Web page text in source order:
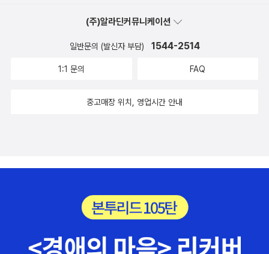
있다. 저소득층 사이의 브랜드 인지도는 보편적인 것이다. 따라서 대
기업들의 도전 과제는 저소득층 소비자들이 살 수 있는 범위 내에서
층 고객들은 첨단 기술을 쉽게 받아들인다. 저소득층 소비자들은 잃
다. 4. 저소득층을 소비자로 전환시키려면 구매력을 만들어내야만 한
결하지는 못한다. 저소득층의 구매와 선택을 촉진시키기 위한 접근
방식 중 하나는 단위 포장을 작게 만들어서 그들이 살 수 있게 하는 것
구매시스템을 제공하는 것. - 브라질 카사스 바이아 가전제품 판매-
완전 망쪼드는 거다. 큰일이다. 예전엔 내 생일 맞이 이벤트로 책 30
권의 리스트를 올려놓고 사달라고 떼를 쓰기도 했는데, 나이 마흔줄
익~, 그래도 체면불구하고 한 번 해볼까~ 여러분이 과연 참여해줄지
성원에 힘입어 wsh&desire list를 올려봅니다. ^^'바람구두의 삥뜯
안 됩니다.wsh&desire list1) 여성, 미술, 사회 - 중세부터 현대까지
여성 미술의 역사 휘트니 채드윅 지음, 김이순 옮김 / 시공사 / 2006
적립) -> 결정2)아이콘 1.2권 북케이스 세트 - 전2권 (합본) 바버라
(주)알라딘커뮤니케이션
일반문의 (발신자 부담) 1544-2514
1:1 문의 FAQ
중고매장 위치, 영업시간 안내